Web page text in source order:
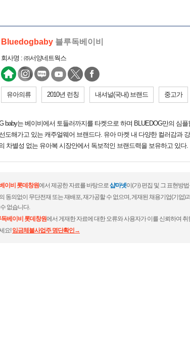
Bluedogbaby 블루독베이비
회사명 : ㈜서양네트웍스
유아의류 2010년 런칭 내셔널(국내) 브랜드 중고가
baby는 베이비에서 토들러까지를 타켓으로 하며 BLUEDOG만의 심
도해가고 있는 캐주얼웨어 브랜드다. 유아 마켓 내 다양한 컬러감과
차별성 없는 유아복 시장안에서 독보적인 브랜드력을 보유하고 있다.
이비 롯데창원에서 제공한 자료를 바탕으로샵마넷이(가) 편집 및 그 표현방
의 동의없이 무단전재 또는 재배포, 재가공할 수 없으며, 게재된 채용기업(기업)
없습니다.
독베이비 롯데창원에서 게재한 자료에 대한 오류와 사용자가 이를 신뢰하여
요!임금체불사업주 명단확인→